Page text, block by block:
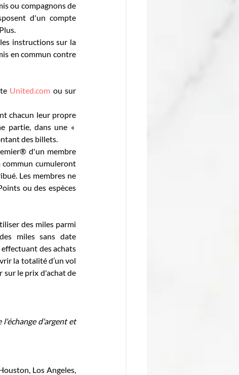
ou compagnons de
d'un compte
instructions sur la
en commun contre
United.com ou sur
chacun leur propre
partie, dans une «
des billets.
d'un membre
commun cumuleront
Les membres ne
ou des espèces
des miles parmi
miles sans date
effectuant des achats
la totalité d’un vol
sur le prix d'achat de
l'échange d'argent et
Los Angeles,